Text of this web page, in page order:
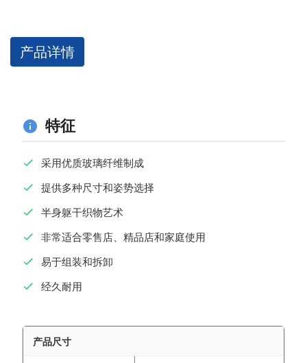
产品详情
特征
采用优质玻璃纤维制成
提供多种尺寸和姿势选择
半身躯干织物艺术
非常适合零售店、精品店和家庭使用
易于组装和拆卸
经久耐用
产品尺寸